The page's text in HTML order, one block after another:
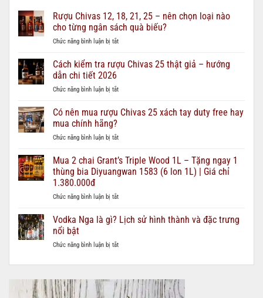
Rượu Chivas 12, 18, 21, 25 – nên chọn loại nào
cho từng ngân sách quà biếu?
Chức năng bình luận bị tắtở
Chivas
12,
21,
–
loại
cho
từng
quà
Cách kiểm tra rượu Chivas 25 thật giả – hướng
dẫn chi tiết 2026
Chức năng bình luận bị tắtở
kiểm
Chivas
thật
giả
–
dẫn
tiết
Có nên mua rượu Chivas 25 xách tay duty free hay
mua chính hãng?
Chức năng bình luận bị tắtở
nên
rượu
25
tay
duty
hay
chính
Mua 2 chai Grant’s Triple Wood 1L – Tặng ngay 1
thùng bia Diyuangwan 1583 (6 lon 1L) | Giá chỉ
1.380.000đ
Chức năng bình luận bị tắtở
2
chai
Triple
1L
Tặng
ngay
Vodka Nga là gì? Lịch sử hình thành và đặc trưng
nổi bật
Chức năng bình luận bị tắtở
Nga
gì?
Lịch